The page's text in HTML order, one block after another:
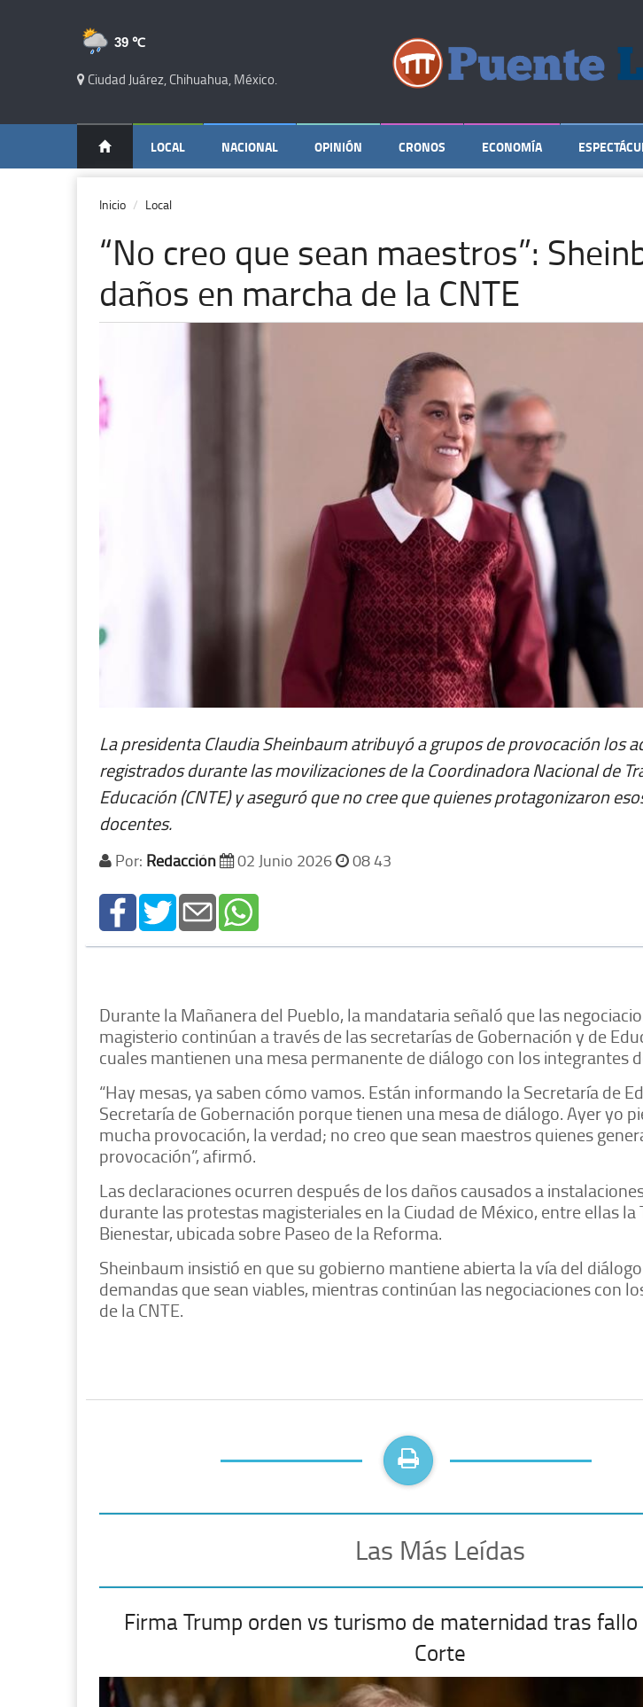
39 ℃
Ciudad Juárez, Chihuahua, México.
LOCAL NACIONAL OPINIÓN CRONOS ECONOMÍA
Inicio Local
“No creo que sean maestros”:
daños en marcha de la CNTE
La presidenta Claudia Sheinbaum atribuyó a grupos de provocación los
registrados durante las movilizaciones de la Coordinadora Nacional de
Educación (CNTE) y aseguró que no cree que quienes protagonizaron
docentes.
Por: Redacción 02 Junio 2026 08 43
Durante la Mañanera del Pueblo, la mandataria señaló que las
magisterio continúan a través de las secretarías de Gobernación y de
cuales mantienen una mesa permanente de diálogo con los integrantes
“Hay mesas, ya saben cómo vamos. Están informando la Secretaría de
Secretaría de Gobernación porque tienen una mesa de diálogo. Ayer yo
mucha provocación, la verdad; no creo que sean maestros quienes
provocación”, afirmó.
Las declaraciones ocurren después de los daños causados a
durante las protestas magisteriales en la Ciudad de México, entre ellas la
Bienestar, ubicada sobre Paseo de la Reforma.
Sheinbaum insistió en que su gobierno mantiene abierta la vía del
demandas que sean viables, mientras continúan las negociaciones con
de la CNTE.
Las Más Leídas
Firma Trump orden vs turismo de maternidad tras
Corte